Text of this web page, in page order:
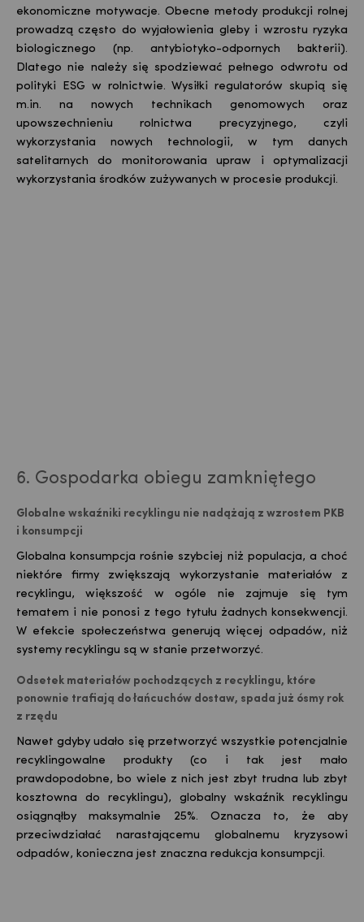
ekonomiczne motywacje. Obecne metody produkcji rolnej
prowadzą często do wyjałowienia gleby i wzrostu ryzyka
biologicznego (np. antybiotyko-odpornych bakterii).
Dlatego nie należy się spodziewać pełnego odwrotu od
polityki ESG w rolnictwie. Wysiłki regulatorów skupią się
m.in. na nowych technikach genomowych oraz
upowszechnieniu rolnictwa precyzyjnego, czyli
wykorzystania nowych technologii, w tym danych
satelitarnych do monitorowania upraw i optymalizacji
wykorzystania środków zużywanych w procesie produkcji.
6. Gospodarka obiegu zamkniętego
Globalne wskaźniki recyklingu nie nadążają z wzrostem PKB
i konsumpcji
Globalna konsumpcja rośnie szybciej niż populacja, a choć
niektóre firmy zwiększają wykorzystanie materiałów z
recyklingu, większość w ogóle nie zajmuje się tym
tematem i nie ponosi z tego tytułu żadnych konsekwencji.
W efekcie społeczeństwa generują więcej odpadów, niż
systemy recyklingu są w stanie przetworzyć.
Odsetek materiałów pochodzących z recyklingu, które
ponownie trafiają do łańcuchów dostaw, spada już ósmy rok
z rzędu
Nawet gdyby udało się przetworzyć wszystkie potencjalnie
recyklingowalne produkty (co i tak jest mało
prawdopodobne, bo wiele z nich jest zbyt trudna lub zbyt
kosztowna do recyklingu), globalny wskaźnik recyklingu
osiągnąłby maksymalnie 25%. Oznacza to, że aby
przeciwdziałać narastającemu globalnemu kryzysowi
odpadów, konieczna jest znaczna redukcja konsumpcji.